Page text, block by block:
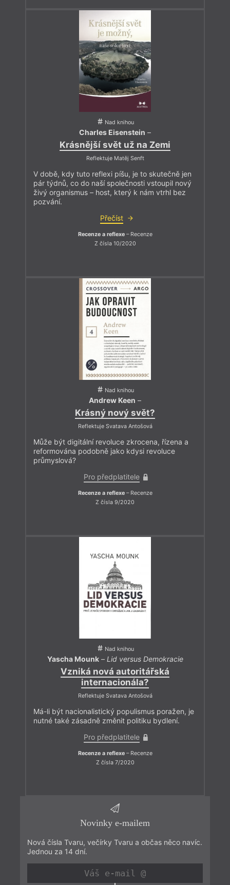
Nad knihou
Charles Eisenstein –
Krásnější svět už na Zemi
Reflektuje Matěj Senft
V době, kdy tuto reflexi píšu, je to skutečně jen
pár týdnů, co do naší společnosti vstoupil nový
živý organismus – host, který k nám vtrhl bez
pozvání.
Přečíst
Recenze a reflexe– Recenze
Z čísla 10/2020
Nad knihou
Andrew Keen –
Krásný nový svět?
Reflektuje Svatava Antošová
Může být digitální revoluce zkrocena, řízena a
reformována podobně jako kdysi revoluce
průmyslová?
Pro předplatitele
Recenze a reflexe– Recenze
Z čísla 9/2020
Nad knihou
Yascha Mounk– Lid versus Demokracie
Vzniká nová autoritářská
internacionála?
Reflektuje Svatava Antošová
Má-li být nacionalistický populismus poražen, je
nutné také zásadně změnit politiku bydlení.
Pro předplatitele
Recenze a reflexe– Recenze
Z čísla 7/2020
Novinky e-mailem
Nová čísla Tvaru, večírky Tvaru a občas něco navíc.
Jednou za 14 dní.